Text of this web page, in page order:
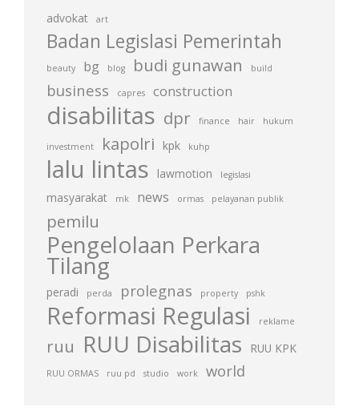
advokat art
Badan Legislasi Pemerintah
beauty bg blog budi gunawan build
business capres construction
disabilitas dpr finance hair hukum
investment kapolri kpk kuhp
lalu lintas lawmotion legislasi
masyarakat mk news ormas pelayanan publik
pemilu
Pengelolaan Perkara
Tilang
peradi perda prolegnas property pshk
Reformasi Regulasi reklame
ruu RUU Disabilitas RUU KPK
RUU ORMAS ruu pd studio work world